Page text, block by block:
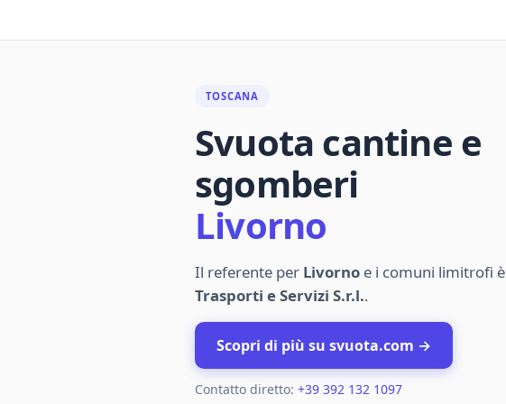
TOSCANA
Svuota cantine e
sgomberi
Livorno
Il referente per Livorno e i comuni limitrofi è
Trasporti e Servizi S.r.l..
Scopri di più su svuota.com →
Contatto diretto: +39 392 132 1097